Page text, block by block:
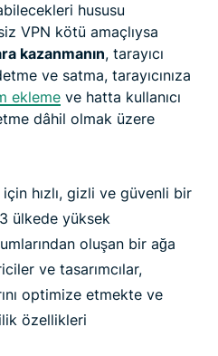
hususu
VPN kötü amaçlıysa
kazanmanın, tarayıcı
ve satma, tarayıcınıza
ekleme ve hatta kullanıcı
dâhil olmak üzere
hızlı, gizli ve güvenli bir
ülkede yüksek
oluşan bir ağa
ve tasarımcılar,
optimize etmekte ve
özellikleri